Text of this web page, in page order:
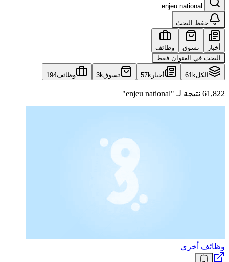
حفظ البحث
أخبار تسوق
وظائف
البحث في العنوان فقط
الكل61k أخبار 57k تسوق3k وظائف194
61,822 نتيجة لـ "enjeu national"
وظائف أخرى